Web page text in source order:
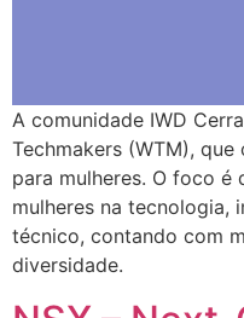
A comunidade IWD
Techmakers (WTM),
para mulheres. O foco
mulheres na tecnologia,
técnico, contando com
diversidade.